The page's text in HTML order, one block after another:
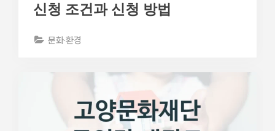
신청 조건과 신청 방법
문화·환경